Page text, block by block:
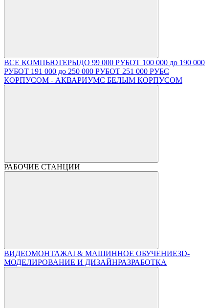
ВСЕ КОМПЬЮТЕРЫДО 99 000 РУБОТ 100 000 до 190 000
РУБОТ 191 000 до 250 000 РУБОТ 251 000 РУБС
КОРПУСОМ - АКВАРИУМС БЕЛЫМ КОРПУСОМ
РАБОЧИЕ СТАНЦИИ
ВИДЕОМОНТАЖAI & МАШИННОЕ ОБУЧЕНИЕ3D-
МОДЕЛИРОВАНИЕ И ДИЗАЙНРАЗРАБОТКА